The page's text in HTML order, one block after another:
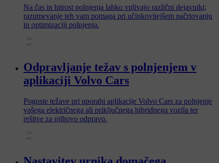
Na čas in hitrost polnjenja lahko vplivajo različni dejavniki;
razumevanje teh vam pomaga pri učinkovitejšem načrtovanju
in optimizaciji polnjenja.
Odpravljanje težav s polnjenjem v
aplikaciji Volvo Cars
Pogoste težave pri uporabi aplikacije Volvo Cars za polnjenje
vašega električnega ali priključnega hibridnega vozila ter
rešitve za njihovo odpravo.